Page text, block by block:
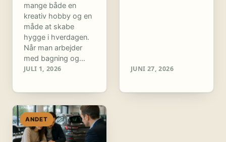
mange både en
kreativ hobby og en
måde at skabe
hygge i hverdagen.
Når man arbejder
med bagning og…
JULI 1, 2026 JUNI 27, 2026
ANDET